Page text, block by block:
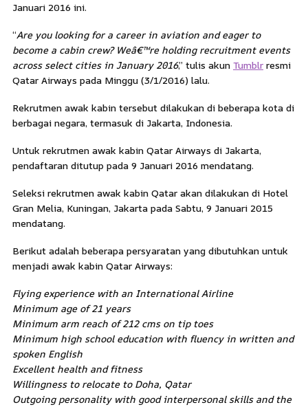
Januari 2016 ini.
“Are you looking for a career in aviation and eager to
become a cabin crew? Weâ€™re holding recruitment events
across select cities in January 2016,” tulis akun Tumblr resmi
Qatar Airways pada Minggu (3/1/2016) lalu.
Rekrutmen awak kabin tersebut dilakukan di beberapa kota di
berbagai negara, termasuk di Jakarta, Indonesia.
Untuk rekrutmen awak kabin Qatar Airways di Jakarta,
pendaftaran ditutup pada 9 Januari 2016 mendatang.
Seleksi rekrutmen awak kabin Qatar akan dilakukan di Hotel
Gran Melia, Kuningan, Jakarta pada Sabtu, 9 Januari 2015
mendatang.
Berikut adalah beberapa persyaratan yang dibutuhkan untuk
menjadi awak kabin Qatar Airways:
Flying experience with an International Airline
Minimum age of 21 years
Minimum arm reach of 212 cms on tip toes
Minimum high school education with fluency in written and
spoken English
Excellent health and fitness
Willingness to relocate to Doha, Qatar
Outgoing personality with good interpersonal skills and the